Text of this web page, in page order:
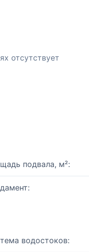
отсутствует
подвала, м²:
водостоков: